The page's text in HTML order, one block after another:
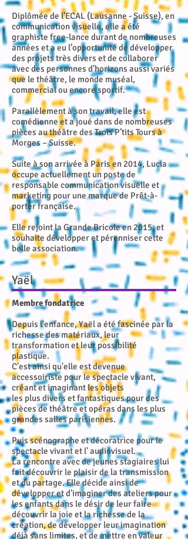
Diplômée de l’ECAL (Lausanne - Suisse), en
communication visuelle, elle a été
graphiste free-lance durant de nombreuses
années et a eu l’opportunité de développer
des projets très divers et de collaborer
avec des personnes d’horizons aussi variés
que le théâtre, le monde muséal,
commercial ou encore sportif.
Parallèlement à son travail, elle est
comédienne et a joué dans de nombreuses
pièces au théâtre des Trois P’tits Tours à
Morges – Suisse.
Suite à son arrivée à Paris en 2014, Lucia
occupe actuellement un poste de
responsable communication visuelle et
marketing pour une marque de Prêt-à-
porter française.
Elle rejoint la Grande Bricole en 2015, et
souhaite développer et pérenniser cette
belle association.
Yaël
Membre fondatrice
Depuis l'enfance, Yaël a été fascinée par la
richesse des matériaux, leur
transformation et leur possibilité
plastique.
C'est ainsi qu'elle est devenue
accessoiriste pour le spectacle vivant,
créant et imaginant les objets
les plus divers et fantastiques pour des
pièces de théâtre et opéras dans les plus
grandes salles parisiennes.
Puis scénographe et décoratrice pour le
spectacle vivant et l' audiovisuel.
La rencontre avec de jeunes stagiaires lui
fait découvrir le plaisir de la transmission
et du partage. Elle décide ainsi de
développer et d'imaginer des ateliers pour
les enfants dans le désir de leur faire
découvrir la joie et la richesse de la
création, de développer leur imagination
déjà sans limites, et de mettre en valeur